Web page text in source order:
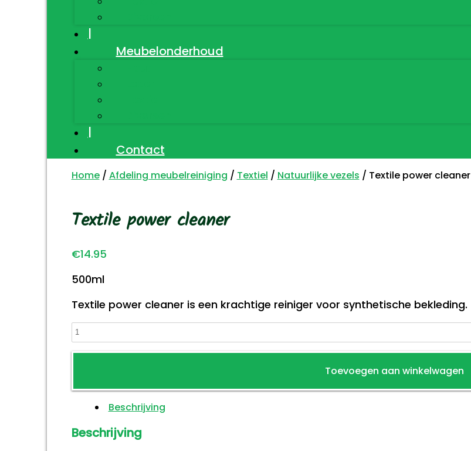
|
Meubelonderhoud
|
Contact
Home/ Afdeling meubelreiniging / Textiel / Natuurlijke vezels / Textile power cleaner
Textile power cleaner
€14.95
500ml
Textile power cleaner is een krachtige reiniger voor synthetische bekleding.
Textile
power
Toevoegen aan winkelwagen
Beschrijving
Beschrijving